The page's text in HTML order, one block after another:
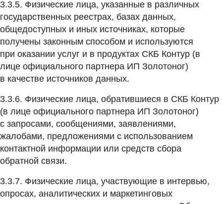
3.3.5. Физические лица, указанные в различных
государственных реестрах, базах данных,
общедоступных и иных источниках, которые
получены законным способом и используются
при оказании услуг и в продуктах СКБ Контур (в
лице официального партнера ИП Золотоног)
в качестве источников данных.
3.3.6. Физические лица, обратившиеся в СКБ Контур
(в лице официального партнера ИП Золотоног)
с запросами, сообщениями, заявлениями,
жалобами, предложениями с использованием
контактной информации или средств сбора
обратной связи.
3.3.7. Физические лица, участвующие в интервью,
опросах, аналитических и маркетинговых